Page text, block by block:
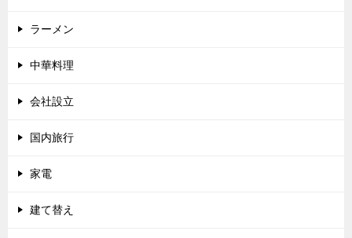
ラーメン
中華料理
会社設立
国内旅行
家電
建て替え